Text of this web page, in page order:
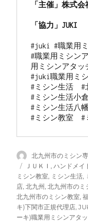
「主催」株式会
#juki #職業用
#職業用ミシン
用ミシンアタッ
#juki職業用ミ
#ミシン生活　#
#ミシン生活小
#ミシン生活八
#ミシン教室　#
投
稿
者
北九州市のミシン
カ
テ
ゴ
リ
ー
ＪＵＫＩ,ハンドメイ
ミシン教室, ミシン生活,
店,北九州,北九州市のミ
北九州市のミシン教室,
キ)下関市正規代理店,
ーキ)職業用ミシンアタ